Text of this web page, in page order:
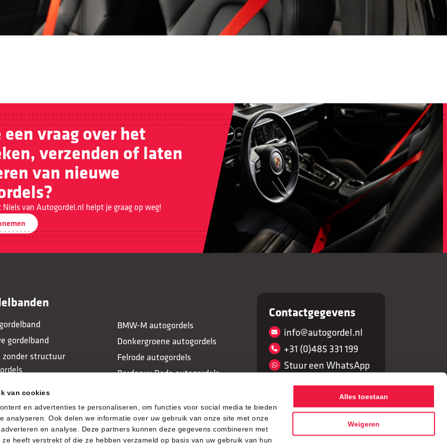
van cookies
en advertenties te personaliseren, om functies voor social media te bieden
analyseren. Ook delen we informatie over uw gebruik van onze site met onze
en analyse. Deze partners kunnen deze gegevens combineren met
heeft verstrekt of die ze hebben verzameld op basis van uw gebruik van hun
Alles toestaan
Weigeren
een vraag over het
verzenden of laten
van nieuwe
Niels van Autogordel.nl helpt je graag op weg!
gordelband
structuur
BMW-M autogordels
Donkergroene autogordels
Felrode autogordels
Bordeaux Rode autogordels
Contactgegevens
info@autogordel.nl
+31 (0)485 331 199
Stuur een WhatsApp
autogordel.nl
autogordel.nl